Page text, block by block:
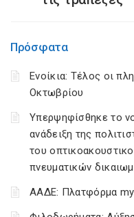
Πρόσφατα
Ενοίκια: Τέλος οι
Οκτωβρίου
Υπερψηφίσθηκε το
ανάδειξη της
του
πνευματικών
ΑΑΔΕ: Πλατφόρμα